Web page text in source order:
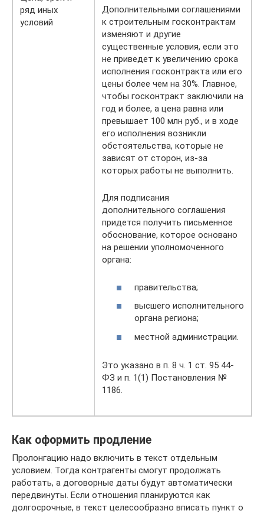
ряд иных
условий
Дополнительными соглашениями
к строительным госконтрактам
изменяют и другие
существенные условия, если это
не приведет к увеличению срока
исполнения госконтракта или его
цены более чем на 30%. Главное,
чтобы госконтракт заключили на
год и более, а цена равна или
превышает 100 млн руб., и в ходе
его исполнения возникли
обстоятельства, которые не
зависят от сторон, из-за
которых работы не выполнить.
Для подписания
дополнительного соглашения
придется получить письменное
обоснование, которое основано
на решении уполномоченного
органа:
правительства;
высшего исполнительного
органа региона;
местной администрации.
Это указано в п. 8 ч. 1 ст. 95 44-
ФЗ и п. 1(1) Постановления №
1186.
Как оформить продление
Пролонгацию надо включить в текст отдельным
условием. Тогда контрагенты смогут продолжать
работать, а договорные даты будут автоматически
передвинуты. Если отношения планируются как
долгосрочные, в текст целесообразно вписать пункт о